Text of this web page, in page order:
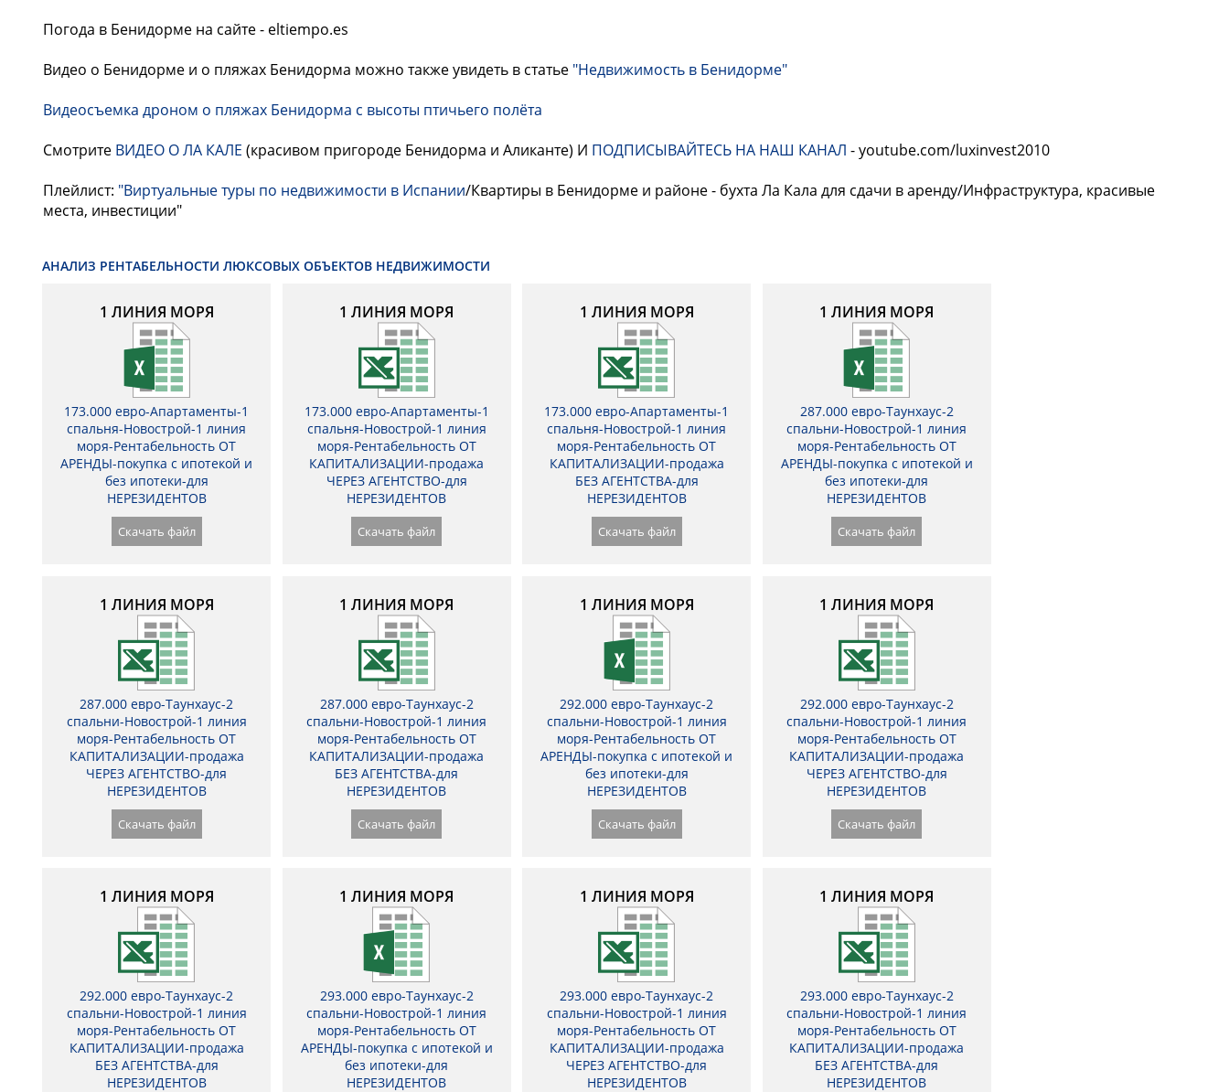
Погода в Бенидорме на сайте - eltiempo.es
Видео о Бенидорме и о пляжах Бенидорма можно также увидеть в статье "Недвижимость в Бенидорме"
Видеосъемка дроном о пляжах Бенидорма с высоты птичьего полёта
Смотрите ВИДЕО О ЛА КАЛЕ (красивом пригороде Бенидорма и Аликанте) И ПОДПИСЫВАЙТЕСЬ НА НАШ КАНАЛ - youtube.com/luxinvest2010
Плейлист: "Виртуальные туры по недвижимости в Испании/Квартиры в Бенидорме и районе - бухта Ла Кала для сдачи в аренду/Инфраструктура, красивые
места, инвестиции"
АНАЛИЗ РЕНТАБЕЛЬНОСТИ ЛЮКСОВЫХ ОБЪЕКТОВ НЕДВИЖИМОСТИ
1 ЛИНИЯ МОРЯ
173.000 евро-Апартаменты-1
спальня-Новострой-1 линия
моря-Рентабельность ОТ
АРЕНДЫ-покупка с ипотекой и
без ипотеки-для
НЕРЕЗИДЕНТОВ
Скачать файл
1 ЛИНИЯ МОРЯ
173.000 евро-Апартаменты-1
спальня-Новострой-1 линия
моря-Рентабельность ОТ
КАПИТАЛИЗАЦИИ-продажа
ЧЕРЕЗ АГЕНТСТВО-для
НЕРЕЗИДЕНТОВ
Скачать файл
1 ЛИНИЯ МОРЯ
173.000 евро-Апартаменты-1
спальня-Новострой-1 линия
моря-Рентабельность ОТ
КАПИТАЛИЗАЦИИ-продажа
БЕЗ АГЕНТСТВА-для
НЕРЕЗИДЕНТОВ
Скачать файл
1 ЛИНИЯ МОРЯ
287.000 евро-Таунхаус-2
спальни-Новострой-1 линия
моря-Рентабельность ОТ
АРЕНДЫ-покупка с ипотекой и
без ипотеки-для
НЕРЕЗИДЕНТОВ
Скачать файл
1 ЛИНИЯ МОРЯ
287.000 евро-Таунхаус-2
спальни-Новострой-1 линия
моря-Рентабельность ОТ
КАПИТАЛИЗАЦИИ-продажа
ЧЕРЕЗ АГЕНТСТВО-для
НЕРЕЗИДЕНТОВ
Скачать файл
1 ЛИНИЯ МОРЯ
287.000 евро-Таунхаус-2
спальни-Новострой-1 линия
моря-Рентабельность ОТ
КАПИТАЛИЗАЦИИ-продажа
БЕЗ АГЕНТСТВА-для
НЕРЕЗИДЕНТОВ
Скачать файл
1 ЛИНИЯ МОРЯ
292.000 евро-Таунхаус-2
спальни-Новострой-1 линия
моря-Рентабельность ОТ
АРЕНДЫ-покупка с ипотекой и
без ипотеки-для
НЕРЕЗИДЕНТОВ
Скачать файл
1 ЛИНИЯ МОРЯ
292.000 евро-Таунхаус-2
спальни-Новострой-1 линия
моря-Рентабельность ОТ
КАПИТАЛИЗАЦИИ-продажа
ЧЕРЕЗ АГЕНТСТВО-для
НЕРЕЗИДЕНТОВ
Скачать файл
1 ЛИНИЯ МОРЯ
292.000 евро-Таунхаус-2
спальни-Новострой-1 линия
моря-Рентабельность ОТ
КАПИТАЛИЗАЦИИ-продажа
БЕЗ АГЕНТСТВА-для
НЕРЕЗИДЕНТОВ
1 ЛИНИЯ МОРЯ
293.000 евро-Таунхаус-2
спальни-Новострой-1 линия
моря-Рентабельность ОТ
АРЕНДЫ-покупка с ипотекой и
без ипотеки-для
НЕРЕЗИДЕНТОВ
1 ЛИНИЯ МОРЯ
293.000 евро-Таунхаус-2
спальни-Новострой-1 линия
моря-Рентабельность ОТ
КАПИТАЛИЗАЦИИ-продажа
ЧЕРЕЗ АГЕНТСТВО-для
НЕРЕЗИДЕНТОВ
1 ЛИНИЯ МОРЯ
293.000 евро-Таунхаус-2
спальни-Новострой-1 линия
моря-Рентабельность ОТ
КАПИТАЛИЗАЦИИ-продажа
БЕЗ АГЕНТСТВА-для
НЕРЕЗИДЕНТОВ